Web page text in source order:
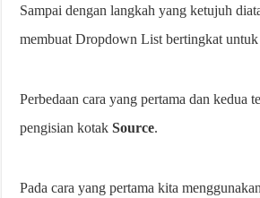
Sampai dengan langkah yang ketujuh
membuat Dropdown List bertingkat
Perbedaan cara yang pertama dan kedua
pengisian kotak Source.
Pada cara yang pertama kita